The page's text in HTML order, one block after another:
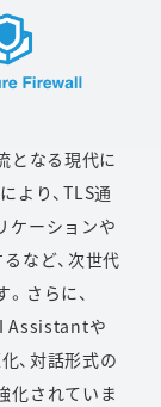
となる現代に
より、TLS通
ケーションや
など、次世代
さらに、
Assistantや
、対話形式の
化されていま